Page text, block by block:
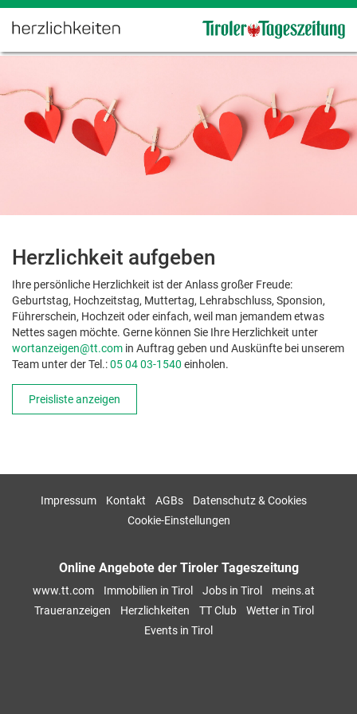
Herzlichkeit aufgeben
Ihre persönliche Herzlichkeit ist der Anlass großer Freude:
Geburtstag, Hochzeitstag, Muttertag, Lehrabschluss, Sponsion,
Führerschein, Hochzeit oder einfach, weil man jemandem etwas
Nettes sagen möchte. Gerne können Sie Ihre Herzlichkeit unter
wortanzeigen@tt.com in Auftrag geben und Auskünfte bei unserem
Team unter der Tel.:05 04 03-1540 einholen.
Preisliste anzeigen
Impressum Kontakt AGBs
Datenschutz & Cookies
Cookie-Einstellungen
Online Angebote der Tiroler Tageszeitung
www.tt.com Immobilien in Tirol Jobs in Tirol
meins.at
Traueranzeigen
Herzlichkeiten TT Club
Wetter in Tirol
Events in Tirol